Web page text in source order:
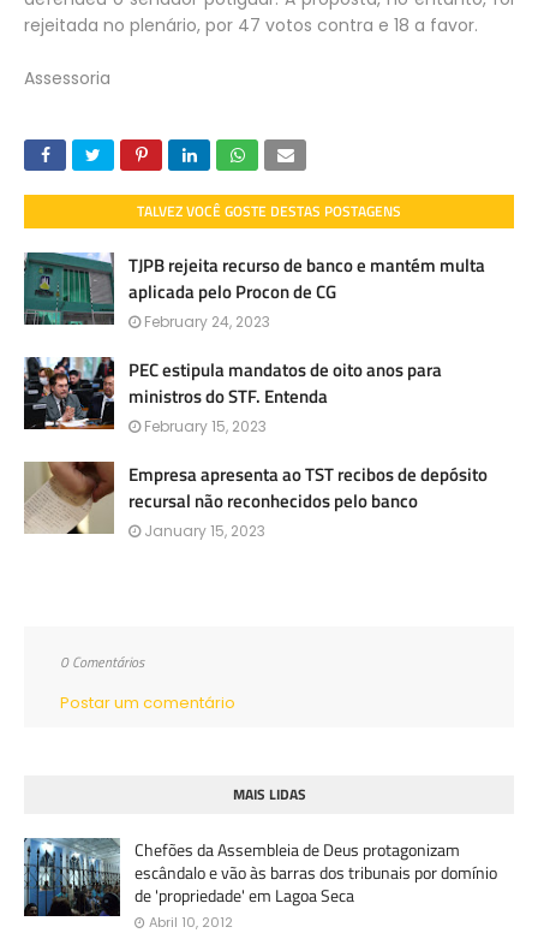
rejeitada no plenário, por 47 votos contra e 18 a favor.
Assessoria
TALVEZ VOCÊ GOSTE DESTAS POSTAGENS
TJPB rejeita recurso de banco e mantém multa
aplicada pelo Procon de CG
February 24, 2023
PEC estipula mandatos de oito anos para
ministros do STF. Entenda
February 15, 2023
Empresa apresenta ao TST recibos de depósito
recursal não reconhecidos pelo banco
January 15, 2023
0 Comentários
Postar um comentário
MAIS LIDAS
Chefões da Assembleia de Deus protagonizam
escândalo e vão às barras dos tribunais por domínio
de 'propriedade' em Lagoa Seca
Abril 10, 2012